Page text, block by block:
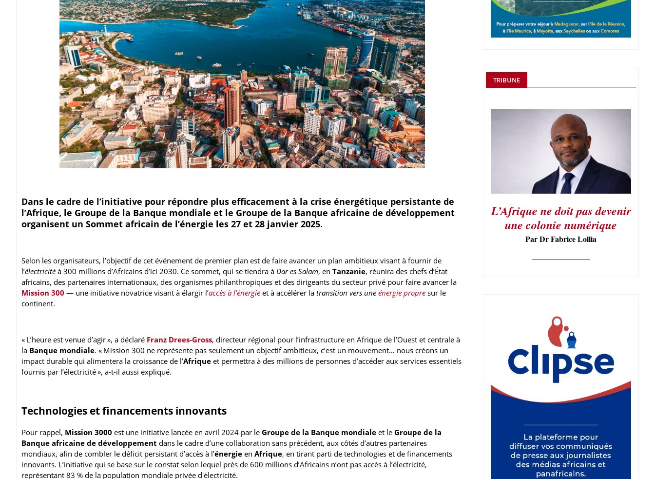
Dans le cadre de l’initiative pour répondre plus efficacement à la crise énergétique persistante de
l’Afrique, le Groupe de la Banque mondiale et le Groupe de la Banque africaine de développement
organisent un Sommet africain de l’énergie les 27 et 28 janvier 2025.
Selon les organisateurs, l’objectif de cet événement de premier plan est de faire avancer un plan ambitieux visant à fournir de
l’électricitéà 300 millions d’Africains d’ici 2030. Ce sommet, qui se tiendra à Dar es Salam, en Tanzanie, réunira des chefs d’État
africains, des partenaires internationaux, des organismes philanthropiques et des dirigeants du secteur privé pour faire avancer la
Mission 300 — une initiative novatrice visant à élargir l’accès à l’énergie et à accélérer la transition vers une énergie propre sur le
continent.
« L’heure est venue d’agir », a déclaré Franz Drees-Gross, directeur régional pour l’infrastructure en Afrique de l’Ouest et centrale à
la Banque mondiale. « Mission 300 ne représente pas seulement un objectif ambitieux, c’est un mouvement… nous créons un
impact durable qui alimentera la croissance de l’Afrique et permettra à des millions de personnes d’accéder aux services essentiels
fournis par l’électricité », a-t-il aussi expliqué.
Technologies et financements innovants
Pour rappel, Mission 3000 est une initiative lancée en avril 2024 par le Groupe de la Banque mondiale et le Groupe de la
Banque africaine de développement dans le cadre d’une collaboration sans précédent, aux côtés d’autres partenaires
mondiaux, afin de combler le déficit persistant d’accès à l’énergie en Afrique, en tirant parti de technologies et de financements
innovants. L’initiative qui se base sur le constat selon lequel près de 600 millions d’Africains n’ont pas accès à l’électricité,
représentant 83 % de la population mondiale privée d'électricité.
TRIBUNE
L’Afrique ne doit pas devenir
une colonie numérique
Par Dr Fabrice Lollia